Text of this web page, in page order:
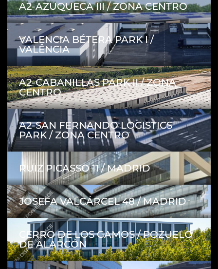
A2-AZUQUECA III / ZONA CENTRO
VALENCIA BÉTERA PARK I /
VALÊNCIA
A2-CABANILLAS PARK II / ZONA
CENTRO
A2-SAN FERNANDO LOGISTICS
PARK / ZONA CENTRO
RUIZ PICASSO 11 / MADRID
COM DISPONIBILIDADE
JOSEFA VALCÁRCEL 48 / MADRID
COM DISPONIBILIDADE
CERRO DE LOS GAMOS / POZUELO
DE ALARCÓN